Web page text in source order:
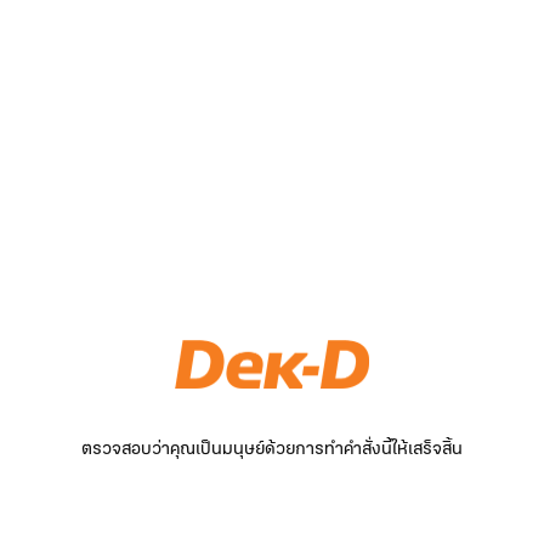
ตรวจสอบว่าคุณเป็นมนุษย์ด้วยการทำคำสั่งนี้ให้เสร็จสิ้น